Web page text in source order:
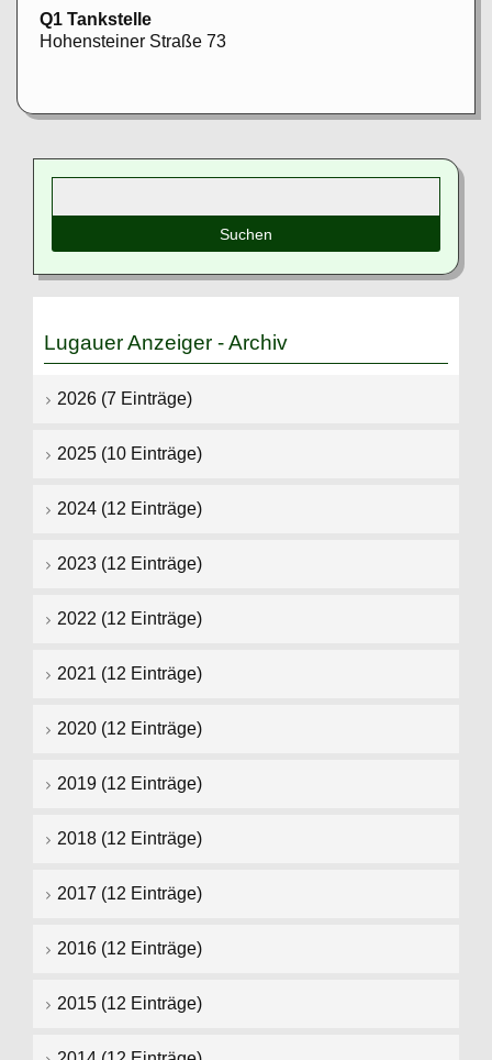
Q1 Tankstelle
Hohensteiner Straße 73
Lugauer Anzeiger - Archiv
2026 (7 Einträge)
2025 (10 Einträge)
2024 (12 Einträge)
2023 (12 Einträge)
2022 (12 Einträge)
2021 (12 Einträge)
2020 (12 Einträge)
2019 (12 Einträge)
2018 (12 Einträge)
2017 (12 Einträge)
2016 (12 Einträge)
2015 (12 Einträge)